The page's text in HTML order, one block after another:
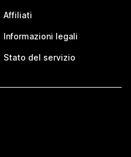
Affiliati
Informazioni legali
Stato del servizio